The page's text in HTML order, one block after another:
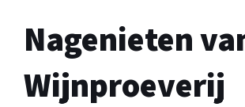
Nagenieten
Wijnproeverij